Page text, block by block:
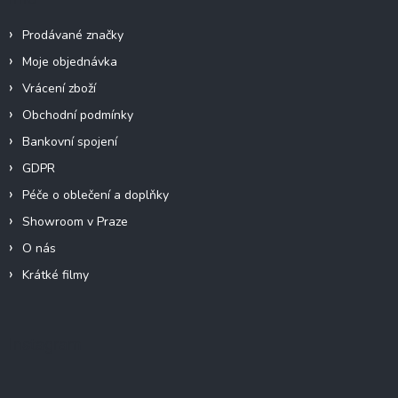
Prodávané značky
Moje objednávka
Vrácení zboží
Obchodní podmínky
Bankovní spojení
GDPR
Péče o oblečení a doplňky
Showroom v Praze
O nás
Krátké filmy